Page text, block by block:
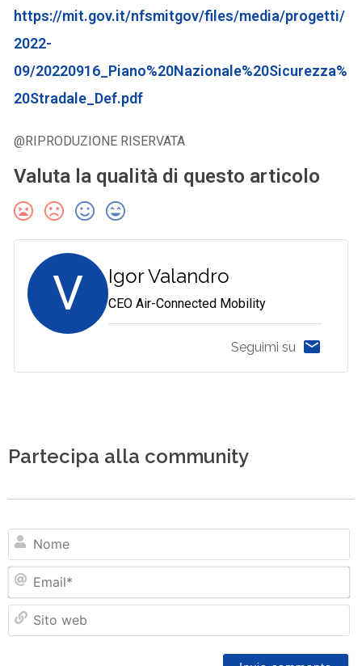
https://mit.gov.it/nfsmitgov/files/media/progetti/
2022-
09/20220916_Piano%20Nazionale%20Sicurezza%
20Stradale_Def.pdf
@RIPRODUZIONE RISERVATA
Valuta la qualità di questo articolo
V Igor Valandro
CEO Air-Connected Mobility
Seguimi su
Partecipa alla community